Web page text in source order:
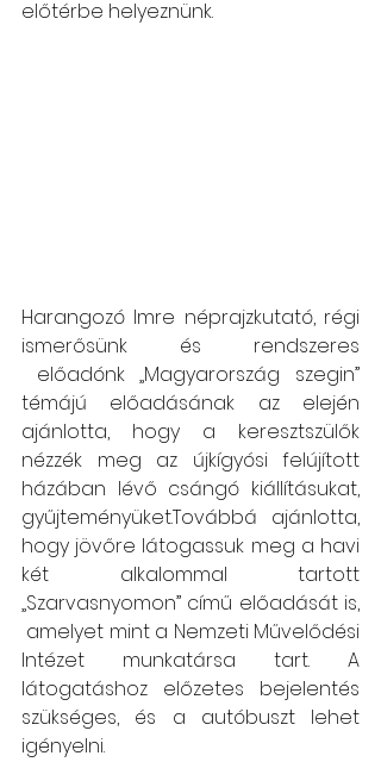
előtérbe helyeznünk.
Harangozó Imre néprajzkutató, régi
ismerősünk és rendszeres
előadónk „Magyarország szegin”
témájú előadásának az elején
ajánlotta, hogy a keresztszülők
nézzék meg az újkígyósi felújított
házában lévő csángó kiállításukat,
gyűjteményüket.Továbbá ajánlotta,
hogy jövőre látogassuk meg a havi
két alkalommal tartott
„Szarvasnyomon” című előadását is,
amelyet mint a Nemzeti Művelődési
Intézet munkatársa tart. A
látogatáshoz előzetes bejelentés
szükséges, és a autóbuszt lehet
igényelni.